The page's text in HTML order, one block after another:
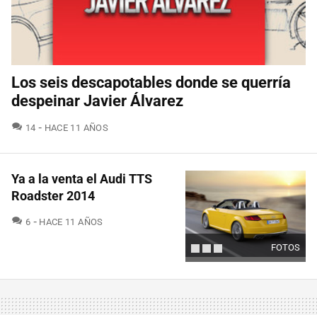
Los seis descapotables donde se querría
despeinar Javier Álvarez
14 COMENTARIOS
HACE 11 AÑOS
FOTOS
Ya a la venta el Audi TTS
Roadster 2014
6 COMENTARIOS
HACE 11 AÑOS